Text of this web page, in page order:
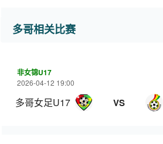
多哥相关比赛
非女锦U17
2026-04-12 19:00
多哥女足U17 VS